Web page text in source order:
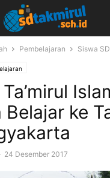
Pembelajaran Siswa SD
ke
24 Desember 2017